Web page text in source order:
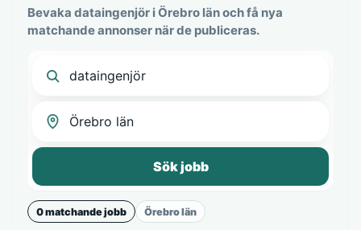
Bevaka dataingenjör i Örebro län och få nya
matchande annonser när de publiceras.
Sök jobb
0 matchande jobb Örebro län